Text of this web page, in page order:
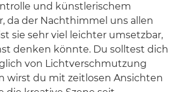
und künstlerischem
da der Nachthimmel uns allen
sie sehr viel leichter umsetzbar,
denken könnte. Du solltest dich
von Lichtverschmutzung
wirst du mit zeitlosen Ansichten